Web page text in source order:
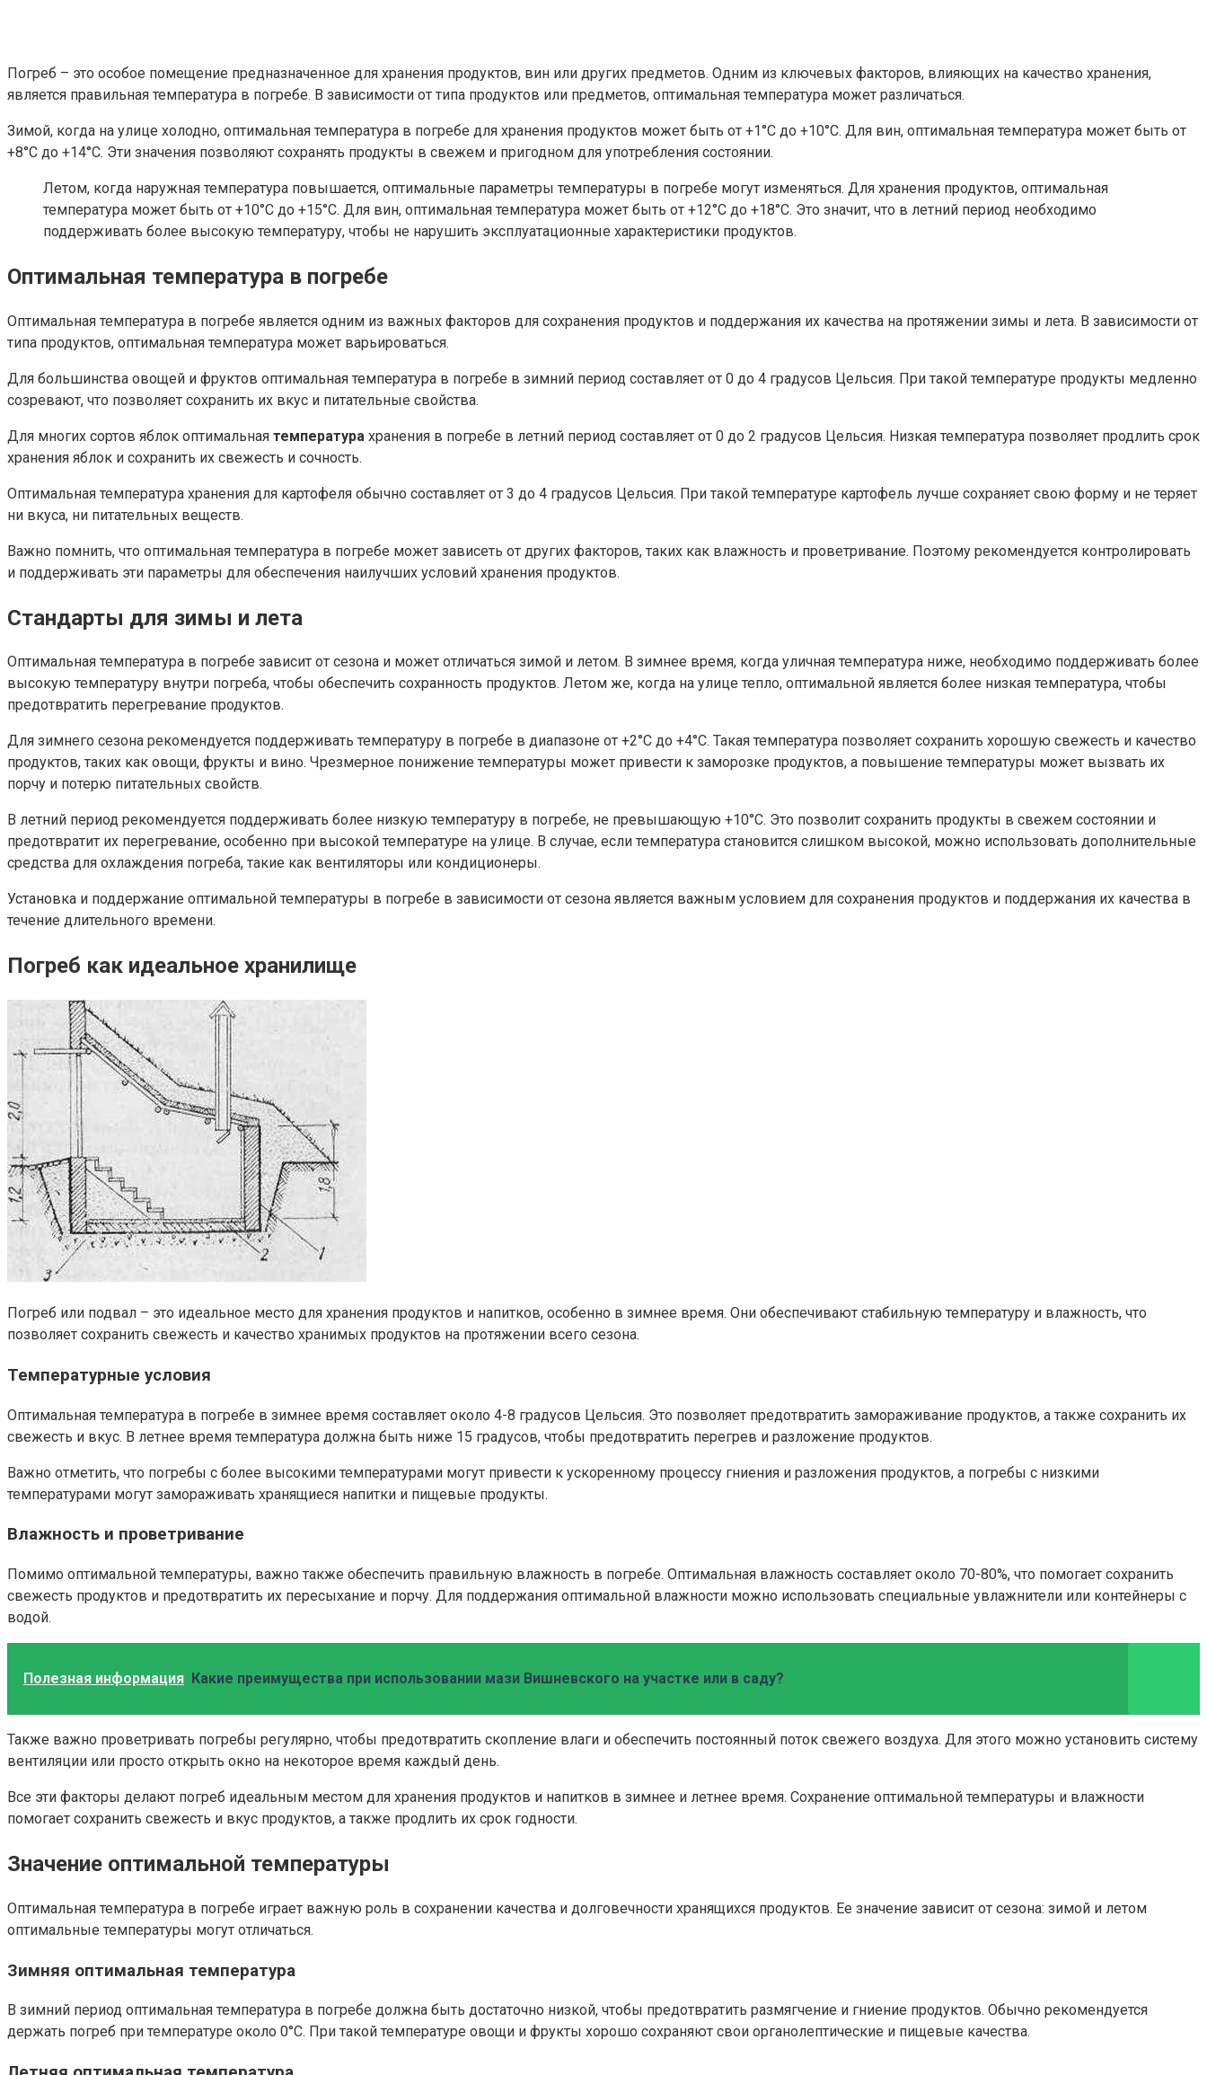
Погреб – это особое помещение предназначенное для хранения продуктов, вин или других предметов. Одним из ключевых факторов, влияющих на качество хранения,
является правильная температура в погребе. В зависимости от типа продуктов или предметов, оптимальная температура может различаться.
Зимой, когда на улице холодно, оптимальная температура в погребе для хранения продуктов может быть от +1°C до +10°C. Для вин, оптимальная температура может быть от
+8°C до +14°C. Эти значения позволяют сохранять продукты в свежем и пригодном для употребления состоянии.
Летом, когда наружная температура повышается, оптимальные параметры температуры в погребе могут изменяться. Для хранения продуктов, оптимальная
температура может быть от +10°C до +15°C. Для вин, оптимальная температура может быть от +12°C до +18°C. Это значит, что в летний период необходимо
поддерживать более высокую температуру, чтобы не нарушить эксплуатационные характеристики продуктов.
Оптимальная температура в погребе
Оптимальная температура в погребе является одним из важных факторов для сохранения продуктов и поддержания их качества на протяжении зимы и лета. В зависимости от
типа продуктов, оптимальная температура может варьироваться.
Для большинства овощей и фруктов оптимальная температура в погребе в зимний период составляет от 0 до 4 градусов Цельсия. При такой температуре продукты медленно
созревают, что позволяет сохранить их вкус и питательные свойства.
Для многих сортов яблок оптимальная температура хранения в погребе в летний период составляет от 0 до 2 градусов Цельсия. Низкая температура позволяет продлить срок
хранения яблок и сохранить их свежесть и сочность.
Оптимальная температура хранения для картофеля обычно составляет от 3 до 4 градусов Цельсия. При такой температуре картофель лучше сохраняет свою форму и не теряет
ни вкуса, ни питательных веществ.
Важно помнить, что оптимальная температура в погребе может зависеть от других факторов, таких как влажность и проветривание. Поэтому рекомендуется контролировать
и поддерживать эти параметры для обеспечения наилучших условий хранения продуктов.
Стандарты для зимы и лета
Оптимальная температура в погребе зависит от сезона и может отличаться зимой и летом. В зимнее время, когда уличная температура ниже, необходимо поддерживать более
высокую температуру внутри погреба, чтобы обеспечить сохранность продуктов. Летом же, когда на улице тепло, оптимальной является более низкая температура, чтобы
предотвратить перегревание продуктов.
Для зимнего сезона рекомендуется поддерживать температуру в погребе в диапазоне от +2°C до +4°C. Такая температура позволяет сохранить хорошую свежесть и качество
продуктов, таких как овощи, фрукты и вино. Чрезмерное понижение температуры может привести к заморозке продуктов, а повышение температуры может вызвать их
порчу и потерю питательных свойств.
В летний период рекомендуется поддерживать более низкую температуру в погребе, не превышающую +10°C. Это позволит сохранить продукты в свежем состоянии и
предотвратит их перегревание, особенно при высокой температуре на улице. В случае, если температура становится слишком высокой, можно использовать дополнительные
средства для охлаждения погреба, такие как вентиляторы или кондиционеры.
Установка и поддержание оптимальной температуры в погребе в зависимости от сезона является важным условием для сохранения продуктов и поддержания их качества в
течение длительного времени.
Погреб как идеальное хранилище
Погреб или подвал – это идеальное место для хранения продуктов и напитков, особенно в зимнее время. Они обеспечивают стабильную температуру и влажность, что
позволяет сохранить свежесть и качество хранимых продуктов на протяжении всего сезона.
Температурные условия
Оптимальная температура в погребе в зимнее время составляет около 4-8 градусов Цельсия. Это позволяет предотвратить замораживание продуктов, а также сохранить их
свежесть и вкус. В летнее время температура должна быть ниже 15 градусов, чтобы предотвратить перегрев и разложение продуктов.
Важно отметить, что погребы с более высокими температурами могут привести к ускоренному процессу гниения и разложения продуктов, а погребы с низкими
температурами могут замораживать хранящиеся напитки и пищевые продукты.
Влажность и проветривание
Помимо оптимальной температуры, важно также обеспечить правильную влажность в погребе. Оптимальная влажность составляет около 70-80%, что помогает сохранить
свежесть продуктов и предотвратить их пересыхание и порчу. Для поддержания оптимальной влажности можно использовать специальные увлажнители или контейнеры с
водой.
Полезная информация Какие преимущества при использовании мази Вишневского на участке или в саду?
Также важно проветривать погребы регулярно, чтобы предотвратить скопление влаги и обеспечить постоянный поток свежего воздуха. Для этого можно установить систему
вентиляции или просто открыть окно на некоторое время каждый день.
Все эти факторы делают погреб идеальным местом для хранения продуктов и напитков в зимнее и летнее время. Сохранение оптимальной температуры и влажности
помогает сохранить свежесть и вкус продуктов, а также продлить их срок годности.
Значение оптимальной температуры
Оптимальная температура в погребе играет важную роль в сохранении качества и долговечности хранящихся продуктов. Ее значение зависит от сезона: зимой и летом
оптимальные температуры могут отличаться.
Зимняя оптимальная температура
В зимний период оптимальная температура в погребе должна быть достаточно низкой, чтобы предотвратить размягчение и гниение продуктов. Обычно рекомендуется
держать погреб при температуре около 0°C. При такой температуре овощи и фрукты хорошо сохраняют свои органолептические и пищевые качества.